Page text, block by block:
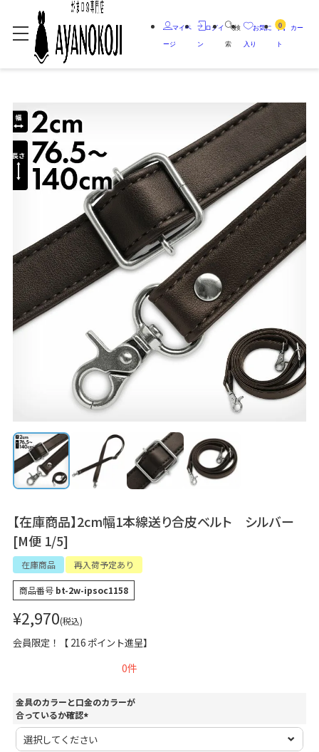
マイペ
ージ
ログイ
ン
検
索
お気に
入り
0 カー
ト
【在庫商品】2cm幅1本線送り合皮ベルト シルバー
[M便 1/5]
在庫商品 再入荷予定あり
商品番号 bt-2w-ipsoc1158
¥2,970 税込
会員限定！【 216 ポイント進呈】
0
金具のカラーと口金のカラーが
合っているか確認
(
必